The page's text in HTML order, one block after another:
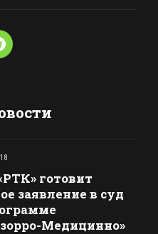
готовит
заявление в суд
Медицинно»